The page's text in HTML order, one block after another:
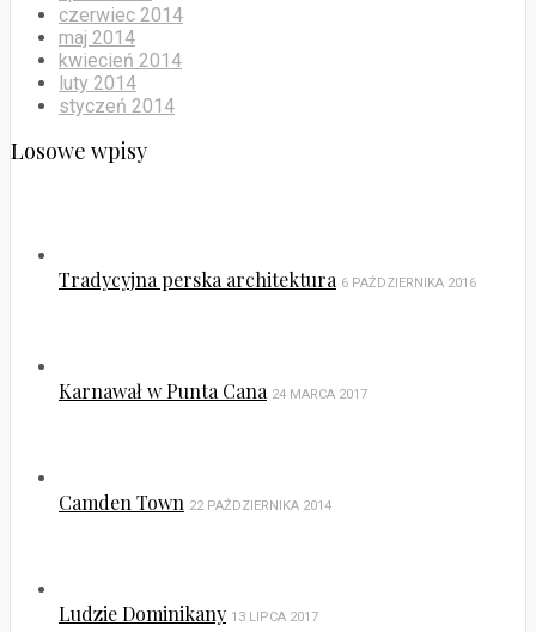
Losowe wpisy
Tradycyjna perska architektura
Karnawał w Punta Cana 24 MARCA 2017
Camden Town 22 PAŹDZIERNIKA 2014
Ludzie Dominikany 13 LIPCA 2017